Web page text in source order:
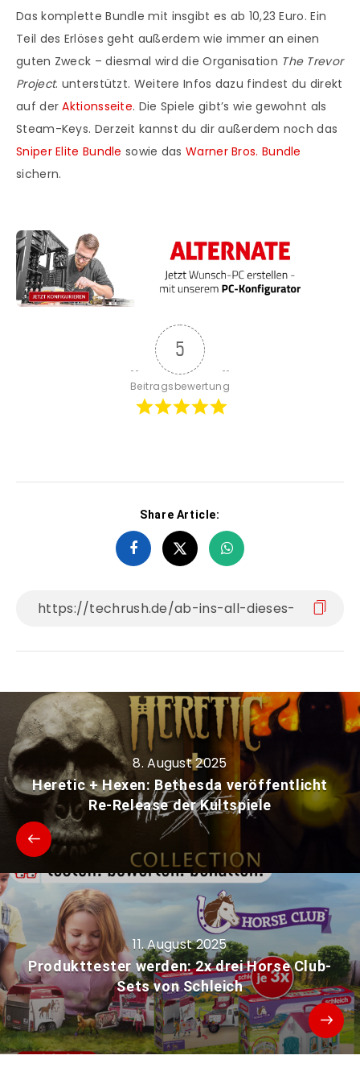
Das komplette Bundle mit insgibt es ab 10,23 Euro. Ein
Teil des Erlöses geht außerdem wie immer an einen
guten Zweck – diesmal wird die Organisation The Trevor
Project. unterstützt. Weitere Infos dazu findest du direkt
auf derAktionsseite. Die Spiele gibt’s wie gewohnt als
Steam-Keys. Derzeit kannst du dir außerdem noch das
Sniper Elite Bundle sowie dasWarner Bros. Bundle
sichern.
5
Beitragsbewertung
Share Article:
8. August 2025
Heretic + Hexen: Bethesda veröffentlicht
Re-Release der Kultspiele
11. August 2025
Produkttester werden: 2x drei Horse Club-
Sets von Schleich